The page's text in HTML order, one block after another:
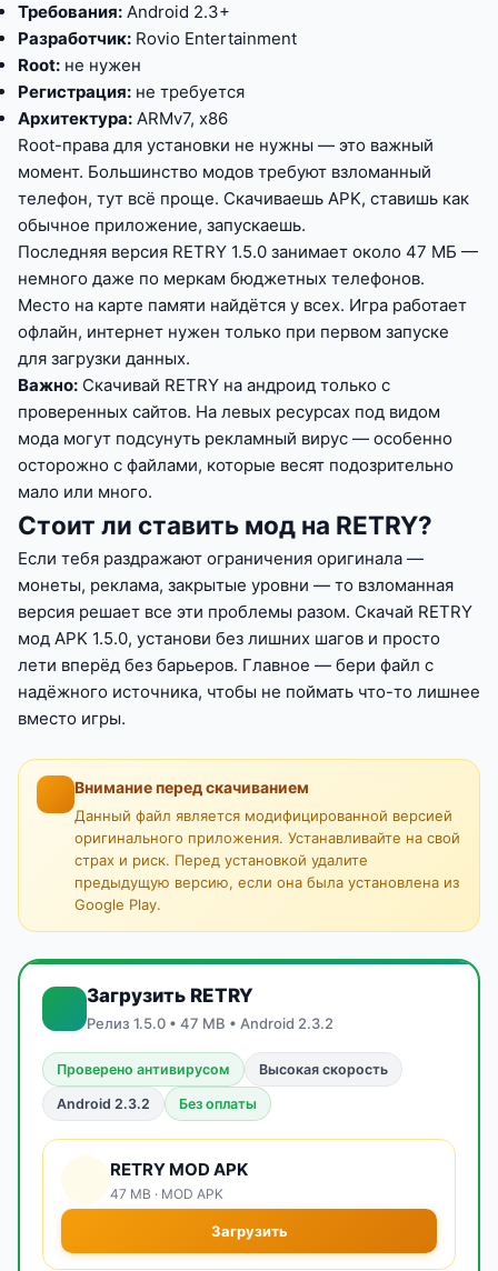
Требования: Android 2.3+
Разработчик: Rovio Entertainment
Root: не нужен
Регистрация: не требуется
Архитектура: ARMv7, x86
Root-права для установки не нужны — это важный
момент. Большинство модов требуют взломанный
телефон, тут всё проще. Скачиваешь APK, ставишь как
обычное приложение, запускаешь.
Последняя версия RETRY 1.5.0 занимает около 47 МБ —
немного даже по меркам бюджетных телефонов.
Место на карте памяти найдётся у всех. Игра работает
офлайн, интернет нужен только при первом запуске
для загрузки данных.
Важно: Скачивай RETRY на андроид только с
проверенных сайтов. На левых ресурсах под видом
мода могут подсунуть рекламный вирус — особенно
осторожно с файлами, которые весят подозрительно
мало или много.
Стоит ли ставить мод на RETRY?
Если тебя раздражают ограничения оригинала —
монеты, реклама, закрытые уровни — то взломанная
версия решает все эти проблемы разом. Скачай RETRY
мод APK 1.5.0, установи без лишних шагов и просто
лети вперёд без барьеров. Главное — бери файл с
надёжного источника, чтобы не поймать что-то лишнее
вместо игры.
Внимание перед скачиванием
Данный файл является модифицированной версией
оригинального приложения. Устанавливайте на свой
страх и риск. Перед установкой удалите
предыдущую версию, если она была установлена из
Google Play.
Загрузить RETRY
Релиз 1.5.0 • 47 MB • Android 2.3.2
Проверено антивирусом Высокая скорость
Android 2.3.2 Без оплаты
RETRY MOD APK
47 MB · MOD APK
Загрузить